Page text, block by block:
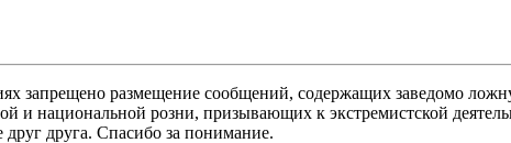
запрещено размещение сообщений, содержащих заведомо
и национальной розни, призывающих к экстремистской
друга. Спасибо за понимание.